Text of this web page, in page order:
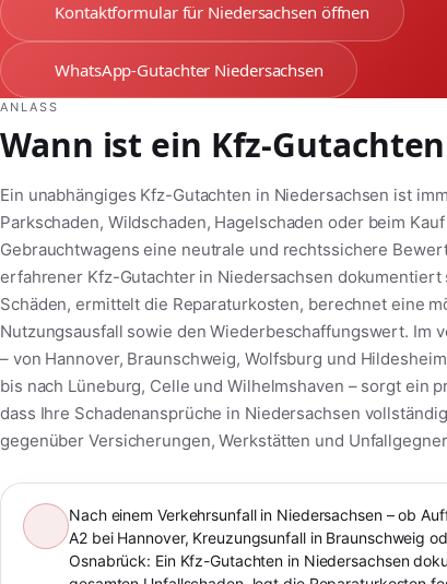
Kontaktformular für Niedersachsen öffnen
WhatsApp-Gutachter Niedersachsen
ANLASS
Wann ist ein Kfz-
Ein unabhängiges Kfz-Gutachten in Niedersachsen ist
Parkschaden, Wildschaden, Hagelschaden oder beim
Gebrauchtwagens eine neutrale und rechtssichere
erfahrener Kfz-Gutachter in Niedersachsen
Schäden, ermittelt die Reparaturkosten, berechnet eine
Nutzungsausfall sowie den Wiederbeschaffungswert. Im
– von Hannover, Braunschweig, Wolfsburg und
bis nach Lüneburg, Celle und Wilhelmshaven – sorgt ein
dass Ihre Schadenansprüche in Niedersachsen
gegenüber Versicherungen, Werkstätten und
Nach einem Verkehrsunfall in Niedersachsen – ob
A2 bei Hannover, Kreuzungsunfall in Braunschweig
Osnabrück: Ein Kfz-Gutachten in Niedersachsen